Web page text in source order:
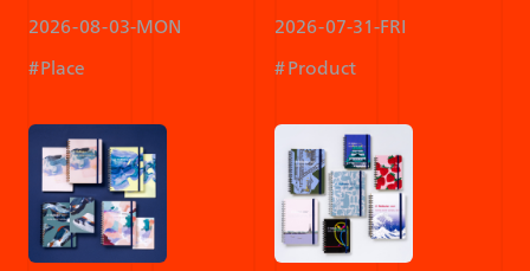
2026-08-03-MON
Place
2026-07-31-FRI
Product